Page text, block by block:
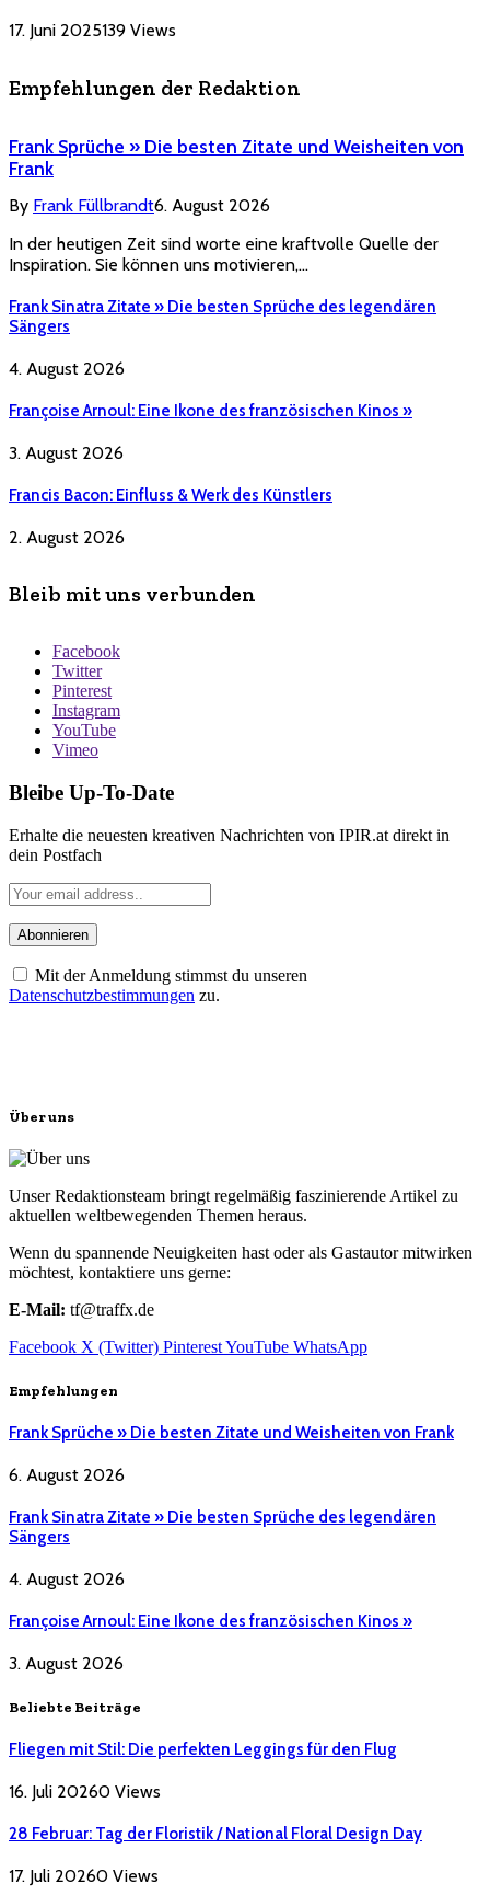
17. Juni 2025139 Views
Empfehlungen der Redaktion
Frank Sprüche » Die besten Zitate und Weisheiten von
Frank
By Frank Füllbrandt6. August 2026
In der heutigen Zeit sind worte eine kraftvolle Quelle der
Inspiration. Sie können uns motivieren,…
Frank Sinatra Zitate » Die besten Sprüche des legendären
Sängers
4. August 2026
Françoise Arnoul: Eine Ikone des französischen Kinos »
3. August 2026
Francis Bacon: Einfluss & Werk des Künstlers
2. August 2026
Bleib mit uns verbunden
Facebook
Twitter
Pinterest
Instagram
YouTube
Vimeo
Bleibe Up-To-Date
Erhalte die neuesten kreativen Nachrichten von IPIR.at direkt in
dein Postfach
Mit der Anmeldung stimmst du unseren
Datenschutzbestimmungen zu.
Über uns
Unser Redaktionsteam bringt regelmäßig faszinierende Artikel zu
aktuellen weltbewegenden Themen heraus.
Wenn du spannende Neuigkeiten hast oder als Gastautor mitwirken
möchtest, kontaktiere uns gerne:
E-Mail: tf@traffx.de
Facebook X (Twitter) PinterestYouTube WhatsApp
Empfehlungen
Frank Sprüche » Die besten Zitate und Weisheiten von Frank
6. August 2026
Frank Sinatra Zitate » Die besten Sprüche des legendären
Sängers
4. August 2026
Françoise Arnoul: Eine Ikone des französischen Kinos »
3. August 2026
Beliebte Beiträge
Fliegen mit Stil: Die perfekten Leggings für den Flug
16. Juli 20260 Views
28 Februar: Tag der Floristik / National Floral Design Day
17. Juli 20260 Views